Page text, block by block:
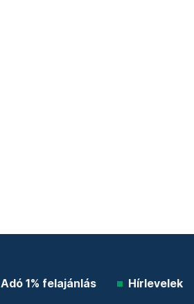
Adó 1% felajánlás Hírlevelek